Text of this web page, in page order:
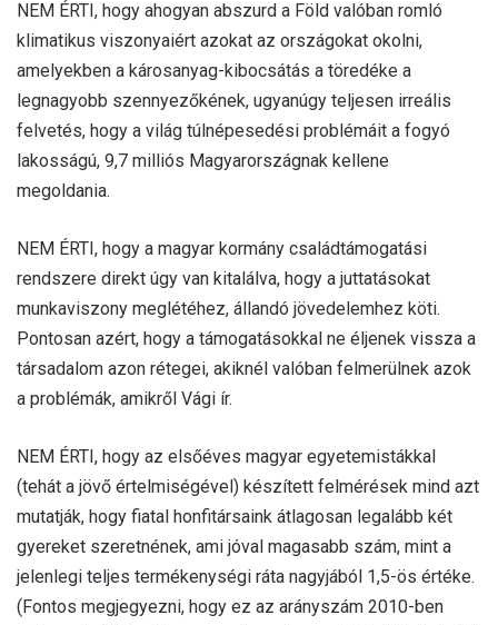
NEM ÉRTI, hogy ahogyan abszurd a Föld valóban romló
klimatikus viszonyaiért azokat az országokat okolni,
amelyekben a károsanyag-kibocsátás a töredéke a
legnagyobb szennyezőkének, ugyanúgy teljesen irreális
felvetés, hogy a világ túlnépesedési problémáit a fogyó
lakosságú, 9,7 milliós Magyarországnak kellene
megoldania.
NEM ÉRTI, hogy a magyar kormány családtámogatási
rendszere direkt úgy van kitalálva, hogy a juttatásokat
munkaviszony meglétéhez, állandó jövedelemhez köti.
Pontosan azért, hogy a támogatásokkal ne éljenek vissza a
társadalom azon rétegei, akiknél valóban felmerülnek azok
a problémák, amikről Vági ír.
NEM ÉRTI, hogy az elsőéves magyar egyetemistákkal
(tehát a jövő értelmiségével) készített felmérések mind azt
mutatják, hogy fiatal honfitársaink átlagosan legalább két
gyereket szeretnének, ami jóval magasabb szám, mint a
jelenlegi teljes termékenységi ráta nagyjából 1,5-ös értéke.
(Fontos megjegyezni, hogy ez az arányszám 2010-ben